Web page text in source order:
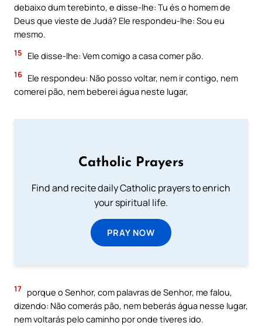
debaixo dum terebinto, e disse-lhe: Tu és o homem de
Deus que vieste de Judá? Ele respondeu-lhe: Sou eu
mesmo.
15 Ele disse-lhe: Vem comigo a casa comer pão.
16 Ele respondeu: Não posso voltar, nem ir contigo, nem
comerei pão, nem beberei água neste lugar,
Catholic Prayers
Find and recite daily Catholic prayers to enrich
your spiritual life.
PRAY NOW
17 porque o Senhor, com palavras de Senhor, me falou,
dizendo: Não comerás pão, nem beberás água nesse lugar,
nem voltarás pelo caminho por onde tiveres ido.